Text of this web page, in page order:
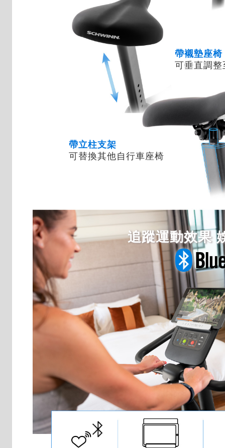
帶襯墊座椅
可垂直調
帶立柱支架
可替換其他自行車座椅
追蹤運動效果